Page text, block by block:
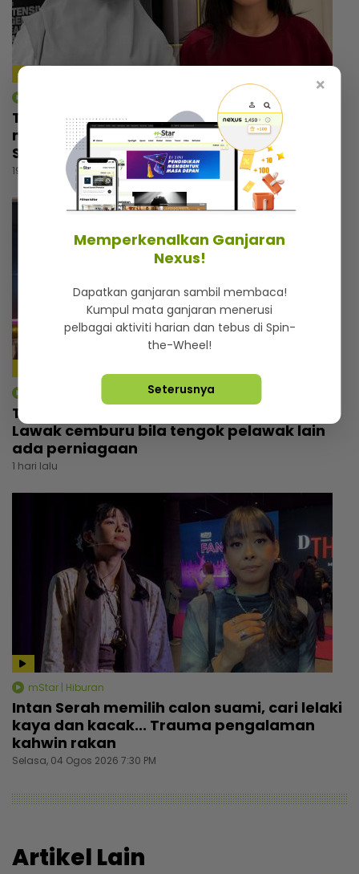
Tiada orang tahu Thalita masuk tandas
menangis selepas nyanyi lagu arwah Siti
Sarah, dapat rasa aura atas pentas
19 jam lalu
Tebalkan muka jual air kopi, Man Raja
Lawak cemburu bila tengok pelawak lain
ada perniagaan
1 hari lalu
mStar | Hiburan
Intan Serah memilih calon suami, cari lelaki
kaya dan kacak... Trauma pengalaman
kahwin rakan
Selasa, 04 Ogos 2026 7:30 PM
Artikel Lain
×
Memperkenalkan Ganjaran
Nexus!
Dapatkan ganjaran sambil membaca!
Kumpul mata ganjaran menerusi
pelbagai aktiviti harian dan tebus di Spin-
the-Wheel!
Seterusnya